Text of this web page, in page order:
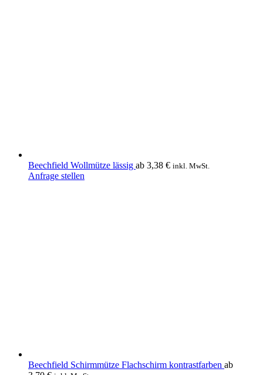
Beechfield Wollmütze lässig ab 3,38 € inkl. MwSt.
Anfrage stellen
Beechfield Schirmmütze Flachschirm kontrastfarben ab